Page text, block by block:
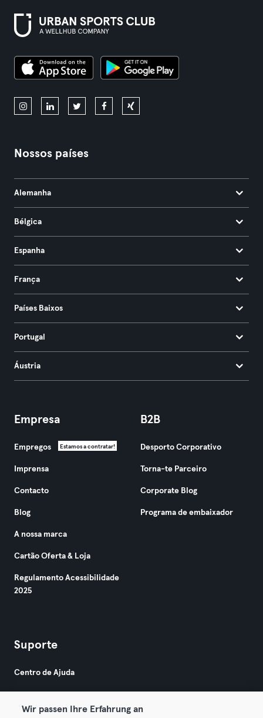
Nossos países
Alemanha
Bélgica
Espanha
França
Países Baixos
Portugal
Áustria
Empresa
Empregos Estamos a contratar!
Imprensa
Contacto
Blog
A nossa marca
Cartão Oferta & Loja
Regulamento Acessibilidade
2025
B2B
Desporto Corporativo
Torna-te Parceiro
Corporate Blog
Programa de embaixador
Suporte
Centro de Ajuda
Wir passen Ihre Erfahrung an